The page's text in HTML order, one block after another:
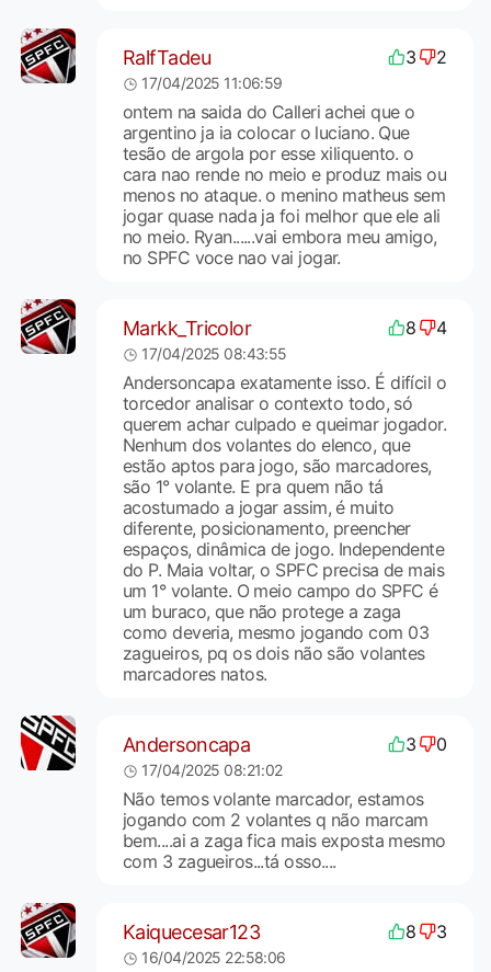
RalfTadeu 3 2
17/04/2025 11:06:59
ontem na saida do Calleri achei que o
argentino ja ia colocar o luciano. Que
tesão de argola por esse xiliquento. o
cara nao rende no meio e produz mais ou
menos no ataque. o menino matheus sem
jogar quase nada ja foi melhor que ele ali
no meio. Ryan......vai embora meu amigo,
no SPFC voce nao vai jogar.
Markk_Tricolor 8 4
17/04/2025 08:43:55
Andersoncapa exatamente isso. É difícil o
torcedor analisar o contexto todo, só
querem achar culpado e queimar jogador.
Nenhum dos volantes do elenco, que
estão aptos para jogo, são marcadores,
são 1° volante. E pra quem não tá
acostumado a jogar assim, é muito
diferente, posicionamento, preencher
espaços, dinâmica de jogo. Independente
do P. Maia voltar, o SPFC precisa de mais
um 1° volante. O meio campo do SPFC é
um buraco, que não protege a zaga
como deveria, mesmo jogando com 03
zagueiros, pq os dois não são volantes
marcadores natos.
Andersoncapa 3 0
17/04/2025 08:21:02
Não temos volante marcador, estamos
jogando com 2 volantes q não marcam
bem....ai a zaga fica mais exposta mesmo
com 3 zagueiros...tá osso....
Kaiquecesar123 8 3
16/04/2025 22:58:06